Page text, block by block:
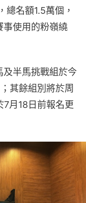
總名額1.5萬個，
事使用的粉嶺繞
半馬挑戰組於今
其餘組別將於周
7月18日前報名更